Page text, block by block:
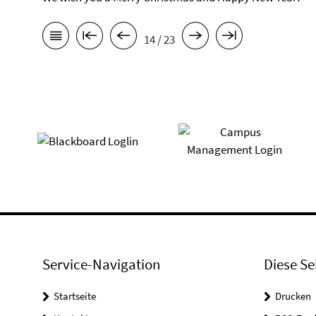
14 / 23
Service-Navigation
Startseite
Diese
Drucken